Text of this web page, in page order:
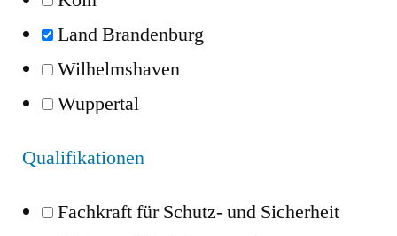
Land Brandenburg
Wilhelmshaven
Wuppertal
Qualifikationen
Fachkraft für Schutz- und Sicherheit